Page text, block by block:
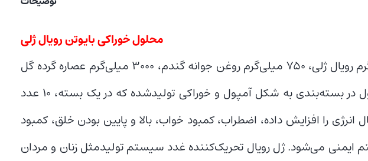
محلول خوراکی بایوتن رویال ژلی
آمپول خوراکی بایوتن چوا فارم حاوی ۳۰۰ میلی‌گرم رویال ژلی، ۷۵۰ میلی‌گرم روغن جوانه گندم، ۳۰۰۰ میلی‌گرم عصاره گرده گل
(پولن) و ۵۰۰۰ میلی‌گرم عسل است. این محصول در بسته‌بندی به شکل آمپول و خوراکی تولیدشده که در یک بسته، ۱۰ عدد
ژل رویال انرژی را افزایش داده، اضطراب، کمبود خواب، بالا و پایین بودن خلق، کمبود
می‌شود. ژل رویال تحریک‌کننده غدد سیستم تولیدمثل زنان و مردان